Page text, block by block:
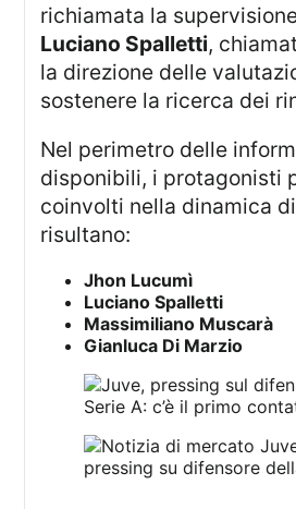
richiamata la
Luciano Spalletti,
la direzione delle
sostenere la ricerca dei
Nel perimetro delle informazioni
disponibili, i protagonisti
coinvolti nella dinamica
risultano:
Jhon Lucumì
Luciano Spalletti
Massimiliano Muscarà
Gianluca Di Marzio